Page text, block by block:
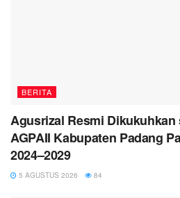
BERITA
Agusrizal Resmi Dikukuhkan
AGPAII Kabupaten Padang
2024–2029
5 AGUSTUS 2026 84